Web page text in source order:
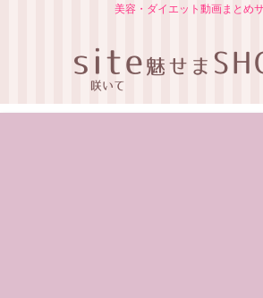
美容・ダイエット動画まとめ